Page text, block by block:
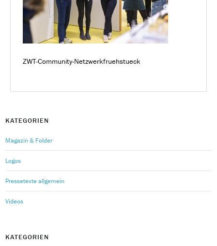
ZWT-Community-Netzwerkfruehstueck
KATEGORIEN
Magazin & Folder
Logos
Pressetexte allgemein
Videos
KATEGORIEN